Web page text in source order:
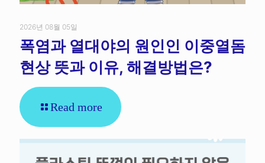
2026년 08월 05일
폭염과 열대야의 원인인 이중열돔
현상 뜻과 이유, 해결방법은?
Read more